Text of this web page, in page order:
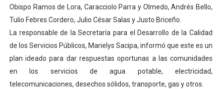
Entregan planta eléctrica para fortalecer la atención
Expertos inspeccionan espacios del OAN para la
Dictan MasterClass en el marco del Encuentro LAGO
Campo Elías avanza con plan de asfaltado
Obispo Ramos de Lora, Caracciolo Parra y Olmedo, Andrés Bello,
Tulio Febres Cordero, Julio César Salas y Justo Briceño.
La responsable de la Secretaría para el Desarrollo de la Calidad
de los Servicios Públicos, Marielys Sacipa, informó que este es un
plan ideado para dar respuestas oportunas a las comunidades
en los servicios de agua potable, electricidad,
telecomunicaciones, desechos sólidos, transporte, gas y otros.